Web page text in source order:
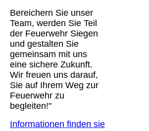
Bereichern Sie unser
Team, werden Sie Teil
der Feuerwehr Siegen
und gestalten Sie
gemeinsam mit uns
eine sichere Zukunft.
Wir freuen uns darauf,
Sie auf Ihrem Weg zur
Feuerwehr zu
begleiten!"
Informationen finden sie